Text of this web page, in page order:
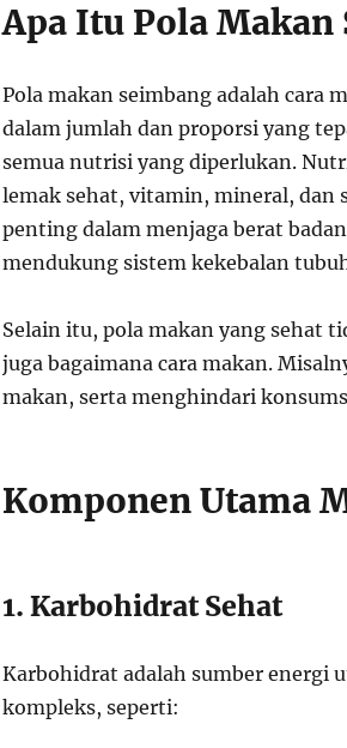
Apa Itu Pola Makan
Pola makan seimbang adalah cara
dalam jumlah dan proporsi yang
semua nutrisi yang diperlukan.
lemak sehat, vitamin, mineral, dan
penting dalam menjaga berat
mendukung sistem kekebalan
Selain itu, pola makan yang sehat
juga bagaimana cara makan.
makan, serta menghindari
Komponen Utama
1. Karbohidrat Sehat
Karbohidrat adalah sumber energi
kompleks, seperti: